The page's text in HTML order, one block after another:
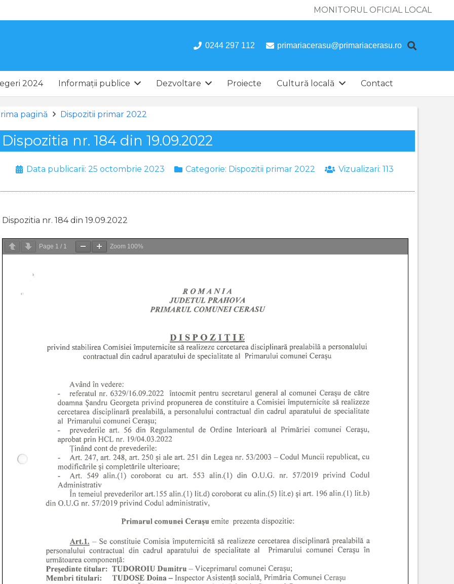
MONITORUL OFICIAL LOCAL
0244 297 112 primariacerasu@primariacerasu.ro
2024 Informații publice Dezvoltare Proiecte Cultură locală Contact
pagină Dispozitii primar 2022
Dispozitia nr. 184 din 19.09.2022
Data publicarii: 25 octombrie 2023 Categorie: Dispozitii primar 2022 Vizualizari: 113
Dispozitia nr. 184 din 19.09.2022
Page 1 / 1 Zoom 100%